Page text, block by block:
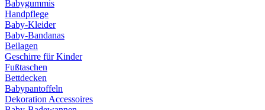
Babygummis
Handpflege
Baby-Kleider
Baby-Bandanas
Beilagen
Geschirre für Kinder
Fußtaschen
Bettdecken
Babypantoffeln
Dekoration Accessoires